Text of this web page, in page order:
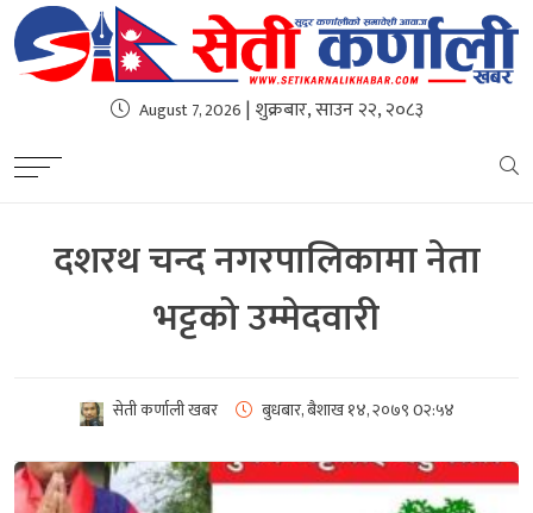
August 7, 2026 | शुक्रबार, साउन २२, २०८३
दशरथ चन्द नगरपालिकामा नेता
भट्टको उम्मेदवारी
सेती कर्णाली खबर बुधबार, बैशाख १४, २०७९0२:५४